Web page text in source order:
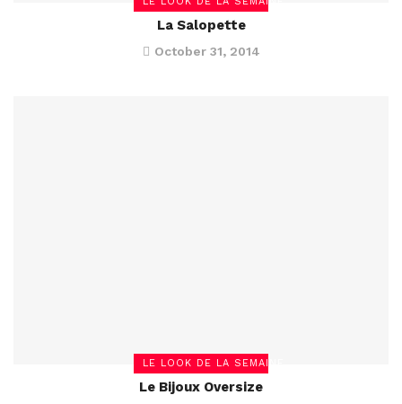
La Salopette
October 31, 2014
LE LOOK DE LA SEMAINE
Le Bijoux Oversize